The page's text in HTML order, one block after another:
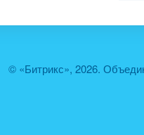
© «Битрикс», 2026.